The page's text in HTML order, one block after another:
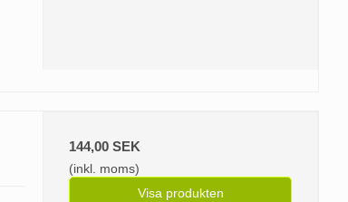
144,00 SEK
(inkl. moms)
Visa produkten